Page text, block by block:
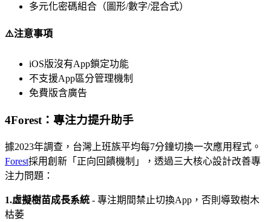
多元化密碼組合（圖形/數字/混合式）
⚠️注意事項
iOS版沒有App鎖定功能
不支援App區分管理機制
免費版含廣告
4Forest：專注力提升助手
據2023年調查，台灣上班族平均每7分鐘切換一次應用程式。
Forest採用創新「正向回饋機制」，透過三大核心設計改善專
注力問題：
1.虛擬樹苗成長系統 - 專注期間禁止切換App，否則導致樹木
枯萎